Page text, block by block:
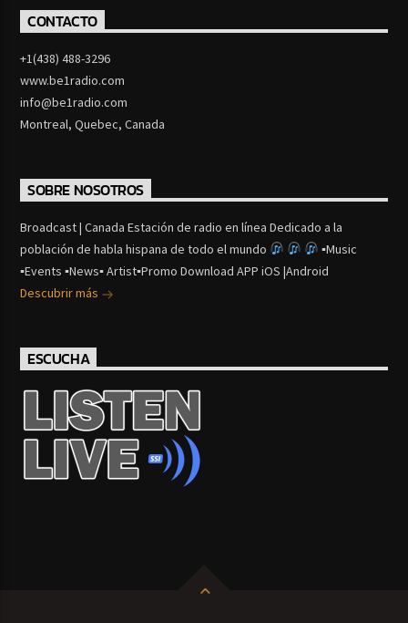
CONTACTO
+1(438) 488-3296
www.be1radio.com
info@be1radio.com
Montreal, Quebec, Canada
SOBRE NOSOTROS
Broadcast | Canada Estación de radio en línea Dedicado a la
población de habla hispana de todo el mundo
▪Music
▪Events ▪News▪ Artist▪Promo Download APP iOS |Android
Descubrir más
ESCUCHA